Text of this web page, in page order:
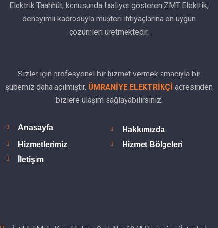
Elektrik Taahhüt, konusunda faaliyet gösteren ZMT Elektrik,
deneyimli kadrosuyla müşteri ihtiyaçlarına en uygun
çözümleri üretmektedir.
Sizler için profesyonel bir hizmet vermek amacıyla bir
şubemiz daha açılmıştır. ÜMRANİYE ELEKTRİKÇİ adresinden
bizlere ulaşım sağlayabilirsiniz.
Anasayfa
Hakkımızda
Hizmetlerimiz
Hizmet Bölgeleri
İletişim